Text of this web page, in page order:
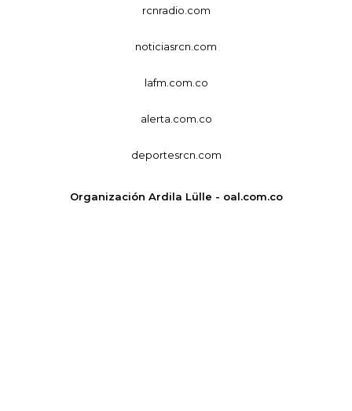
rcnradio.com
noticiasrcn.com
lafm.com.co
alerta.com.co
deportesrcn.com
Organización Ardila Lülle - oal.com.co